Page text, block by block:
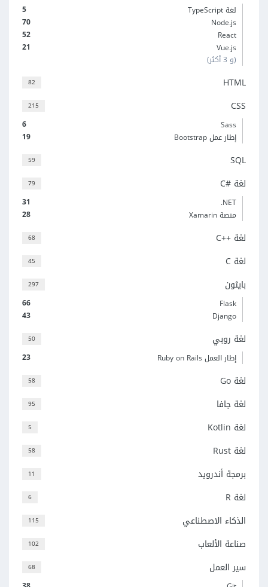
5
لغة TypeScript
70
Node.js
52
React
21
Vue.js
(و 3 أكثر)
82 HTML
215 CSS
6
Sass
19
إطار عمل Bootstrap
59 SQL
79 لغة C#‎
31
‎.NET
28
منصة Xamarin
68 لغة C++‎
45 لغة C
297 بايثون
66
Flask
43
Django
50 لغة روبي
23 إطار العمل Ruby on Rails
58 لغة Go
95 لغة جافا
5 لغة Kotlin
58 لغة Rust
11 برمجة أندرويد
6 لغة R
115 الذكاء الاصطناعي
102 صناعة الألعاب
68 سير العمل